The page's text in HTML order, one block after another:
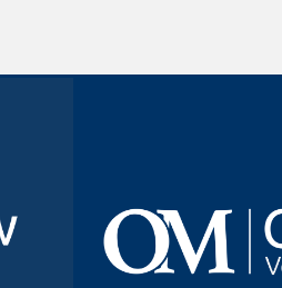
emprendedores
Deep Tech a
asesoramiento